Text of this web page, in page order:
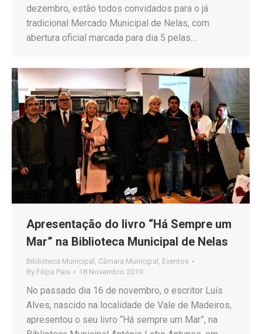
dezembro, estão todos convidados para o já
tradicional Mercado Municipal de Nelas, com
abertura oficial marcada para dia 5 pelas…
Apresentação do livro “Há Sempre um
Mar” na Biblioteca Municipal de Nelas
Biblioteca Municipal Câmara Municipal Eventos
By Filipa Pais 18 Novembro 2019
No passado dia 16 de novembro, o escritor Luís
Alves, nascido na localidade de Vale de Madeiros,
apresentou o seu livro “Há sempre um Mar”, na